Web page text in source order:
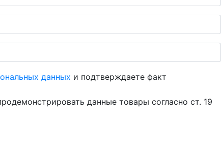
данных и подтверждаете факт
данные товары согласно ст. 19